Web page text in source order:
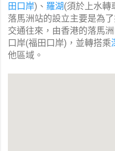
田口岸)、 羅湖(須於上水轉
落馬洲站的設立主要是為
交通往來，由香港的落馬
口岸(福田口岸)，並轉搭乘
他區域。